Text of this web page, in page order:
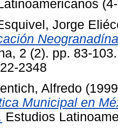
Jorge
2 (2). pp. 83-
2348
Alfredo
Municipal en
Estudios